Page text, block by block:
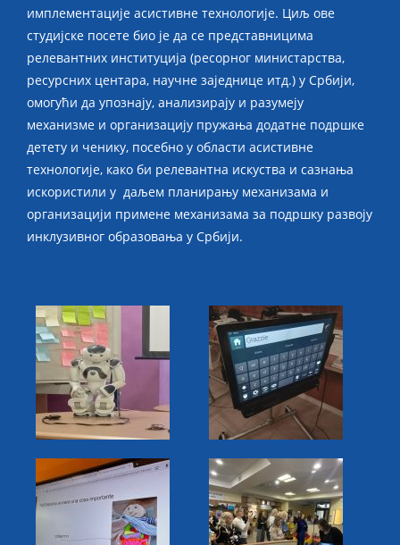
имплементације асистивне технологије. Циљ ове
студијске посете био је да се представницима
релевантних институција (ресорног министарства,
ресурсних центара, научне заједнице итд.) у Србији,
омогући да упознају, анализирају и разумеју
механизме и организацију пружања додатне подршке
детету и ченику, посебно у области асистивне
технологије, како би релевантна искуства и сазнања
искористили у даљем планирању механизама и
организацији примене механизама за подршку развоју
инклузивног образовања у Србији.